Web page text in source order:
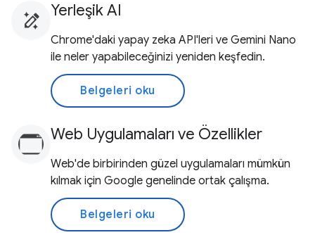
Yerleşik AI
Chrome'daki yapay zeka API'leri ve Gemini Nano
ile neler yapabileceğinizi yeniden keşfedin.
Belgeleri oku
Web Uygulamaları ve Özellikler
Web'de birbirinden güzel uygulamaları mümkün
kılmak için Google genelinde ortak çalışma.
Belgeleri oku